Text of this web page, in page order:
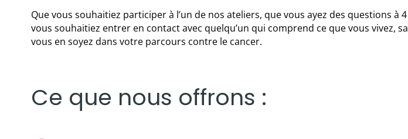
Balado
Ressources vidéo
Que vous souhaitiez participer à l’un de nos ateliers, que vous ayez des questions
vous souhaitiez entrer en contact avec quelqu’un qui comprend ce que vous
vous en soyez dans votre parcours contre le cancer.
Ce que nous offrons :